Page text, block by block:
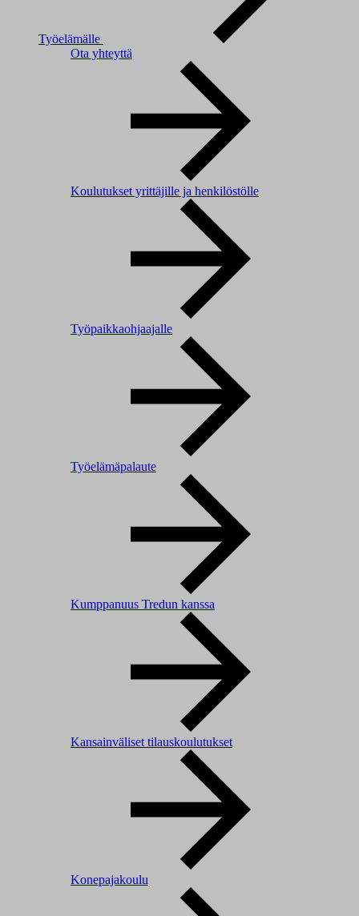
Työelämälle
Ota yhteyttä
Koulutukset yrittäjille ja henkilöstölle
Työpaikkaohjaajalle
Työelämäpalaute
Kumppanuus Tredun kanssa
Kansainväliset tilauskoulutukset
Konepajakoulu